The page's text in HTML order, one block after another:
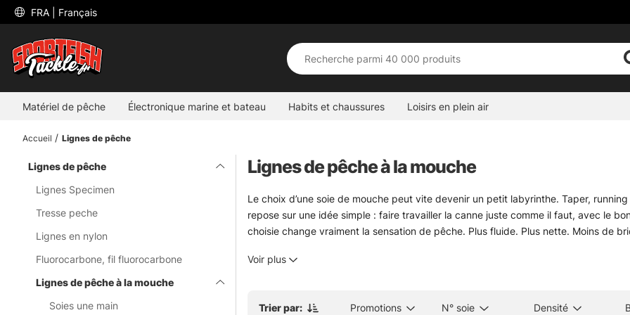
FRA | Français
Matériel de pêche Électronique marine et bateau Habits et chaussures Loisirs en plein air
Accueil Lignes de pêche
Lignes de pêche
Lignes Specimen
Tresse peche
Lignes en nylon
Fluorocarbone, fil fluorocarbone
Lignes de pêche à la mouche
Soies une main
Lignes de pêche à la mouche
Le choix d’une soie de mouche peut vite devenir un petit labyrinthe. Taper,
repose sur une idée simple : faire travailler la canne juste comme il faut, avec le
choisie change vraiment la sensation de pêche. Plus fluide. Plus nette. Moins de
d’eau. Certaines chargent vite la canne pour lancer court et propre. D’autres
Voir plus
Trier par: Promotions N° soie Densité